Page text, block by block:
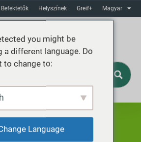
Befektetők Helyszínek Greif+ Magyar
you might be
a different language. Do
to change to:
Language